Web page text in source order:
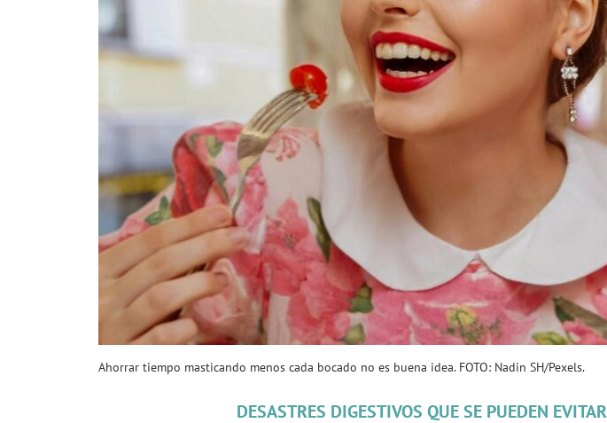
Ahorrar tiempo masticando menos cada bocado no es buena idea. FOTO: Nadin SH/Pexels.
DESASTRES DIGESTIVOS QUE SE PUEDEN EVITAR